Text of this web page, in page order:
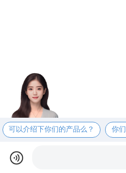
可以介绍下你们的产品么？ 你